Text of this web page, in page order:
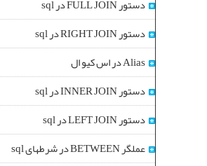
دستور FULL JOIN در sql
دستور RIGHT JOIN در sql
Alias در اس کیو ال
دستور INNER JOIN در sql
دستور LEFT JOIN در sql
عملگر BETWEEN در شرطهای sql